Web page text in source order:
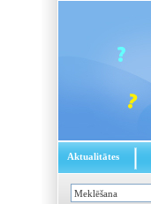
Aktualitātes